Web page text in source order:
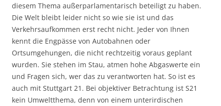
diesem Thema außerparlamentarisch beteiligt zu haben.
Die Welt bleibt leider nicht so wie sie ist und das
Verkehrsaufkommen erst recht nicht. Jeder von Ihnen
kennt die Engpässe von Autobahnen oder
Ortsumgehungen, die nicht rechtzeitig voraus geplant
wurden. Sie stehen im Stau, atmen hohe Abgaswerte ein
und Fragen sich, wer das zu verantworten hat. So ist es
auch mit Stuttgart 21. Bei objektiver Betrachtung ist S21
kein Umweltthema, denn von einem unterirdischen